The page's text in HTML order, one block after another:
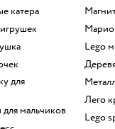
катера
игрушек
для мальчиков
Lego
Лего
Lego